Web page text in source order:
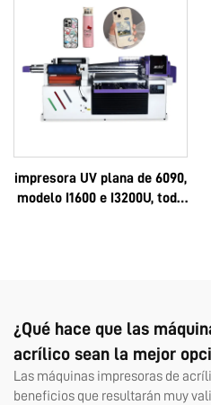
impresora UV plana de 6090,
modelo I1600 e I3200U, todo
¿Qué hace que las
acrílico sean la mejor
Las máquinas impresoras de
beneficios que resultarán muy